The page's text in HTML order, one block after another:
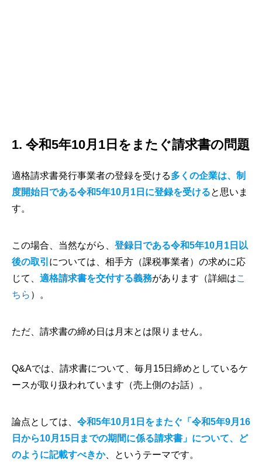
1. 令和5年10月1日をまたぐ請求書の問題
適格請求書発行事業者の登録を受ける多くの企業は、制
度開始日である令和5年10月1日に登録を受けると思いま
す。
この場合、当然ながら、 登録日である令和5年10月1日以
後の取引 については、相手方（課税事業者）の求めに応
じて、 適格請求書を交付する義務があります（詳細はこ
ちら ）。
ただ、請求書の締め日は月末とは限りません。
Q&Aでは、請求書について、毎月15日締めとしているケ
ースが取り扱われています（売上側のお話）。
論点としては、 令和5年10月1日をまたぐ「令和5年9月16
日から10月15日までの期間に係る請求書」について、ど
のように記載すべきか、というテーマです。